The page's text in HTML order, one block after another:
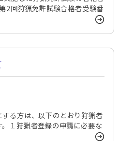
2回狩猟免許試験合格者受験番
る方は、以下のとおり狩猟者
１狩猟者登録の申請に必要な